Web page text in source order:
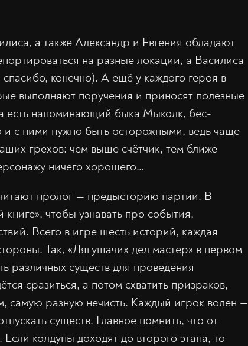
а также Александр и Евгения обладают
на разные локации, а Василиса
конечно). А ещё у каждого героя в
выполняют поручения и приносят полезные
есть напоминающий быка Мыколк, бес-
с ними нужно быть осторожными, ведь чаще
грехов: чем выше счётчик, тем ближе
ничего хорошего…
пролог — предысторию партии. В
чтобы узнавать про события,
Всего в игре шесть историй, каждая
Так, «Лягушачих дел мастер» в первом
различных существ для проведения
сразиться, а потом схватить призраков,
самую разную нечисть. Каждый игрок волен —
существ. Главное помнить, что от
колдуны доходят до второго этапа, то